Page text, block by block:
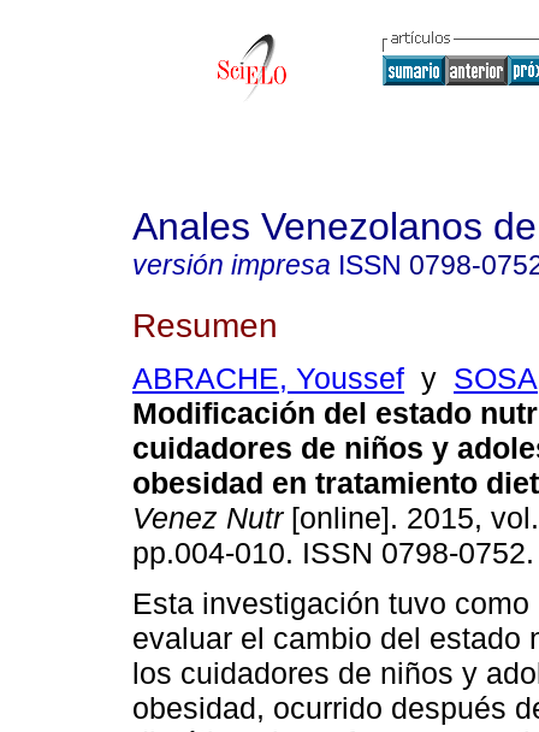
Anales Venezolanos
versión impresa ISSN 0798-
Resumen
ABRACHE, Youssef y
Modificación del estado
cuidadores de niños y
obesidad en tratamiento
Venez Nutr[online]. 2015,
pp.004-010. ISSN 0798-0752.
Esta investigación tuvo como
evaluar el cambio del estado
los cuidadores de niños y
obesidad, ocurrido después